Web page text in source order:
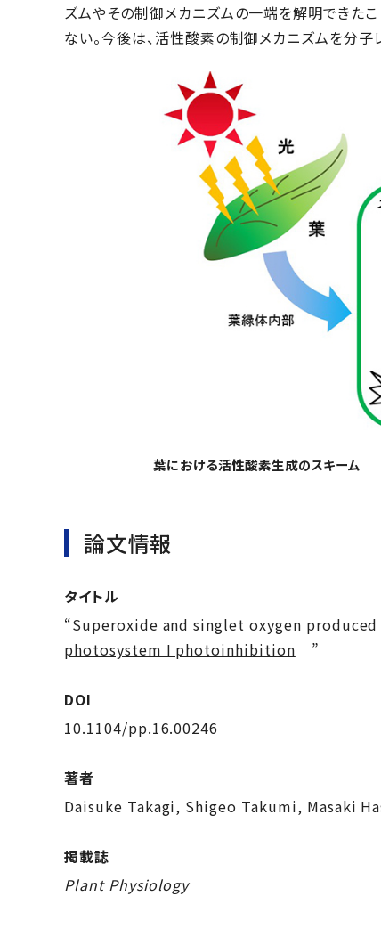
ズムやその制御メカニズムの一端を解明できた
ない。今後は、活性酸素の制御メカニズムを分子
葉における活性酸素生成のスキーム
論文情報
タイトル
“Superoxide and singlet oxygen
photosystem I photoinhibition
”
DOI
10.1104/pp.16.00246
著者
Daisuke Takagi, Shigeo Takumi, Masaki
掲載誌
Plant Physiology